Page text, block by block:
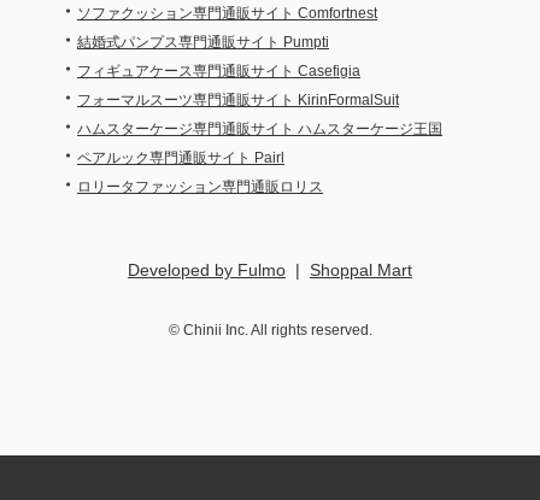
・ ソファクッション専門通販サイト Comfortnest
・ 結婚式パンプス専門通販サイト Pumpti
・ フィギュアケース専門通販サイト Casefigia
・ フォーマルスーツ専門通販サイト KirinFormalSuit
・ ハムスターケージ専門通販サイト ハムスターケージ王国
・ ペアルック専門通販サイト Pairl
・ ロリータファッション専門通販ロリス
Developed by Fulmo | Shoppal Mart
© Chinii Inc. All rights reserved.